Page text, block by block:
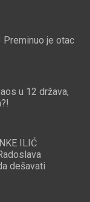
Preminuo je otac
u 12 država,
ILIĆ
dešavati